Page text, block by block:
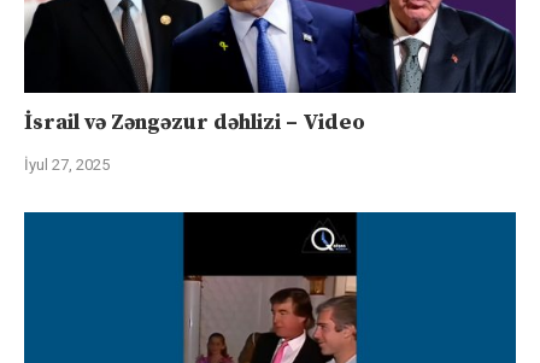
İsrail və Zəngəzur dəhlizi – Video
İyul 27, 2025